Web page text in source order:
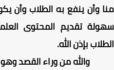
وأن ينفع به الطلاب وأن
تقديم المحتوى العلمي
بإذن الله.
والله من وراء القصد وهو